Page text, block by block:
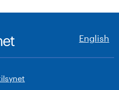
English